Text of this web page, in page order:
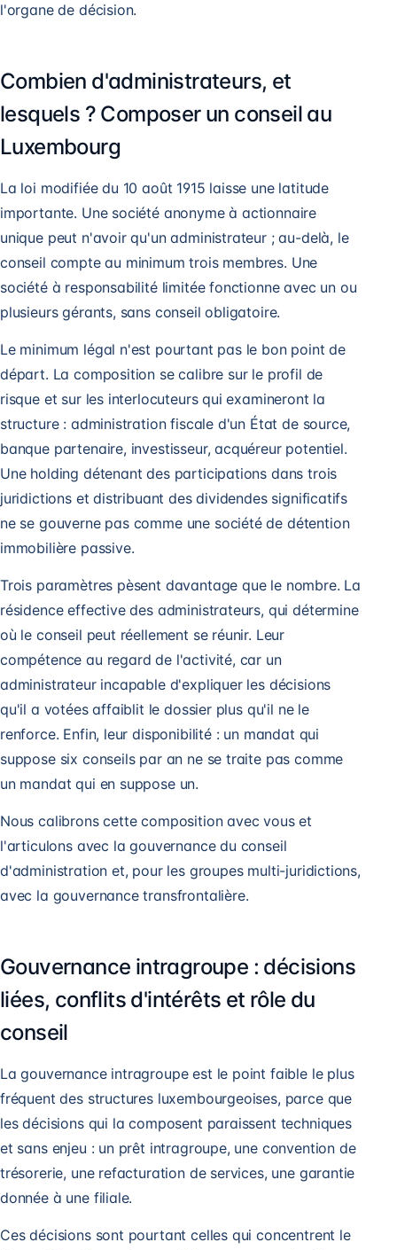
l'organe de décision.
Combien d'administrateurs, et
lesquels ? Composer un conseil au
Luxembourg
La loi modifiée du 10 août 1915 laisse une latitude
importante. Une société anonyme à actionnaire
unique peut n'avoir qu'un administrateur ; au-delà, le
conseil compte au minimum trois membres. Une
société à responsabilité limitée fonctionne avec un ou
plusieurs gérants, sans conseil obligatoire.
Le minimum légal n'est pourtant pas le bon point de
départ. La composition se calibre sur le profil de
risque et sur les interlocuteurs qui examineront la
structure : administration fiscale d'un État de source,
banque partenaire, investisseur, acquéreur potentiel.
Une holding détenant des participations dans trois
juridictions et distribuant des dividendes significatifs
ne se gouverne pas comme une société de détention
immobilière passive.
Trois paramètres pèsent davantage que le nombre. La
résidence effective des administrateurs, qui détermine
où le conseil peut réellement se réunir. Leur
compétence au regard de l'activité, car un
administrateur incapable d'expliquer les décisions
qu'il a votées affaiblit le dossier plus qu'il ne le
renforce. Enfin, leur disponibilité : un mandat qui
suppose six conseils par an ne se traite pas comme
un mandat qui en suppose un.
Nous calibrons cette composition avec vous et
l'articulons avec lagouvernance du conseil
d'administration et, pour les groupes multi-juridictions,
avec la gouvernance transfrontalière.
Gouvernance intragroupe : décisions
liées, conflits d'intérêts et rôle du
conseil
La gouvernance intragroupe est le point faible le plus
fréquent des structures luxembourgeoises, parce que
les décisions qui la composent paraissent techniques
et sans enjeu : un prêt intragroupe, une convention de
trésorerie, une refacturation de services, une garantie
donnée à une filiale.
Ces décisions sont pourtant celles qui concentrent le